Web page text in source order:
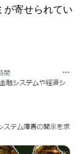
が寄せられてい